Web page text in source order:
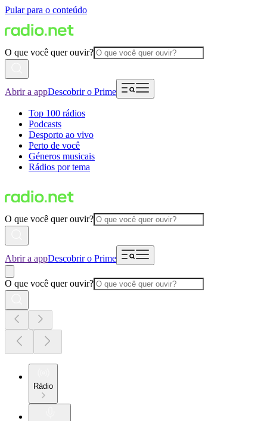
Pular para o conteúdo
O que você quer ouvir?
Abrir a appDescobrir o Prime
Top 100 rádios
Podcasts
Desporto ao vivo
Perto de você
Géneros musicais
Rádios por tema
O que você quer ouvir?
Abrir a appDescobrir o Prime
O que você quer ouvir?
Rádio